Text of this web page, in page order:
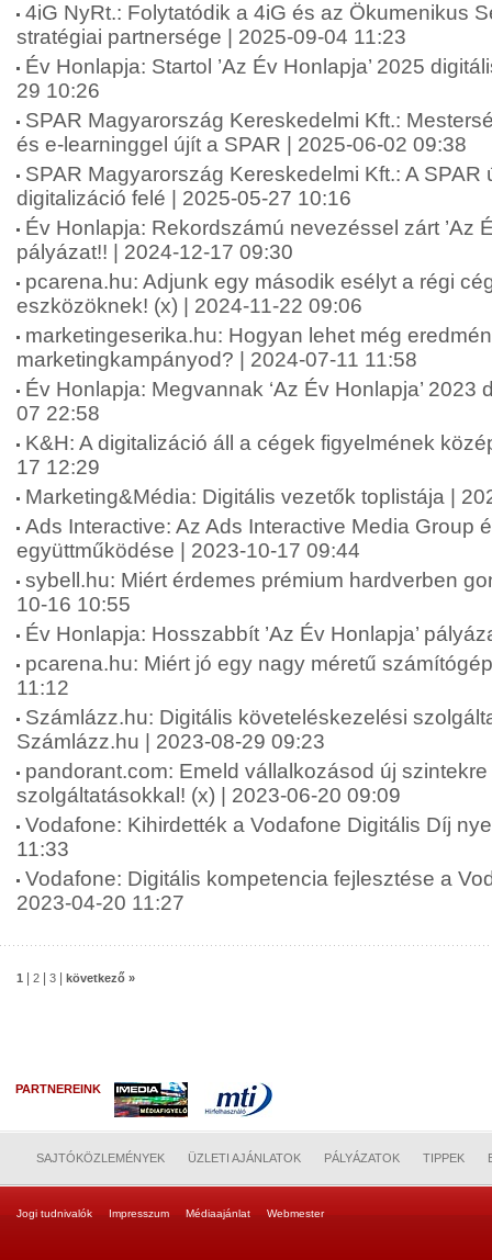
4iG NyRt.: Folytatódik a 4iG és az Ökumenikus
stratégiai partnersége | 2025-09-04 11:23
Év Honlapja: Startol ’Az Év Honlapja’ 2025
29 10:26
SPAR Magyarország Kereskedelmi Kft.:
és e-learninggel újít a SPAR | 2025-06-02 09:38
SPAR Magyarország Kereskedelmi Kft.: A SPAR
digitalizáció felé | 2025-05-27 10:16
Év Honlapja: Rekordszámú nevezéssel zárt ’Az
pályázat!! | 2024-12-17 09:30
pcarena.hu: Adjunk egy második esélyt a régi
eszközöknek! (x) | 2024-11-22 09:06
marketingeserika.hu: Hogyan lehet még
marketingkampányod? | 2024-07-11 11:58
Év Honlapja: Megvannak ‘Az Év Honlapja’ 2023
07 22:58
K&H: A digitalizáció áll a cégek figyelmének
17 12:29
Marketing&Média: Digitális vezetők toplistája |
Ads Interactive: Az Ads Interactive Media Group
együttműködése | 2023-10-17 09:44
sybell.hu: Miért érdemes prémium hardverben
10-16 10:55
Év Honlapja: Hosszabbít ’Az Év Honlapja’
pcarena.hu: Miért jó egy nagy méretű
11:12
Számlázz.hu: Digitális követeléskezelési
Számlázz.hu | 2023-08-29 09:23
pandorant.com: Emeld vállalkozásod új
szolgáltatásokkal! (x) | 2023-06-20 09:09
Vodafone: Kihirdették a Vodafone Digitális Díj
11:33
Vodafone: Digitális kompetencia fejlesztése a
2023-04-20 11:27
1 2 3 következő »
PARTNEREINK
SAJTÓKÖZLEMÉNYEK ÜZLETI AJÁNLATOK PÁLYÁZATOK TIPPEK
Jogi tudnivalók Impresszum Médiaajánlat Webmester